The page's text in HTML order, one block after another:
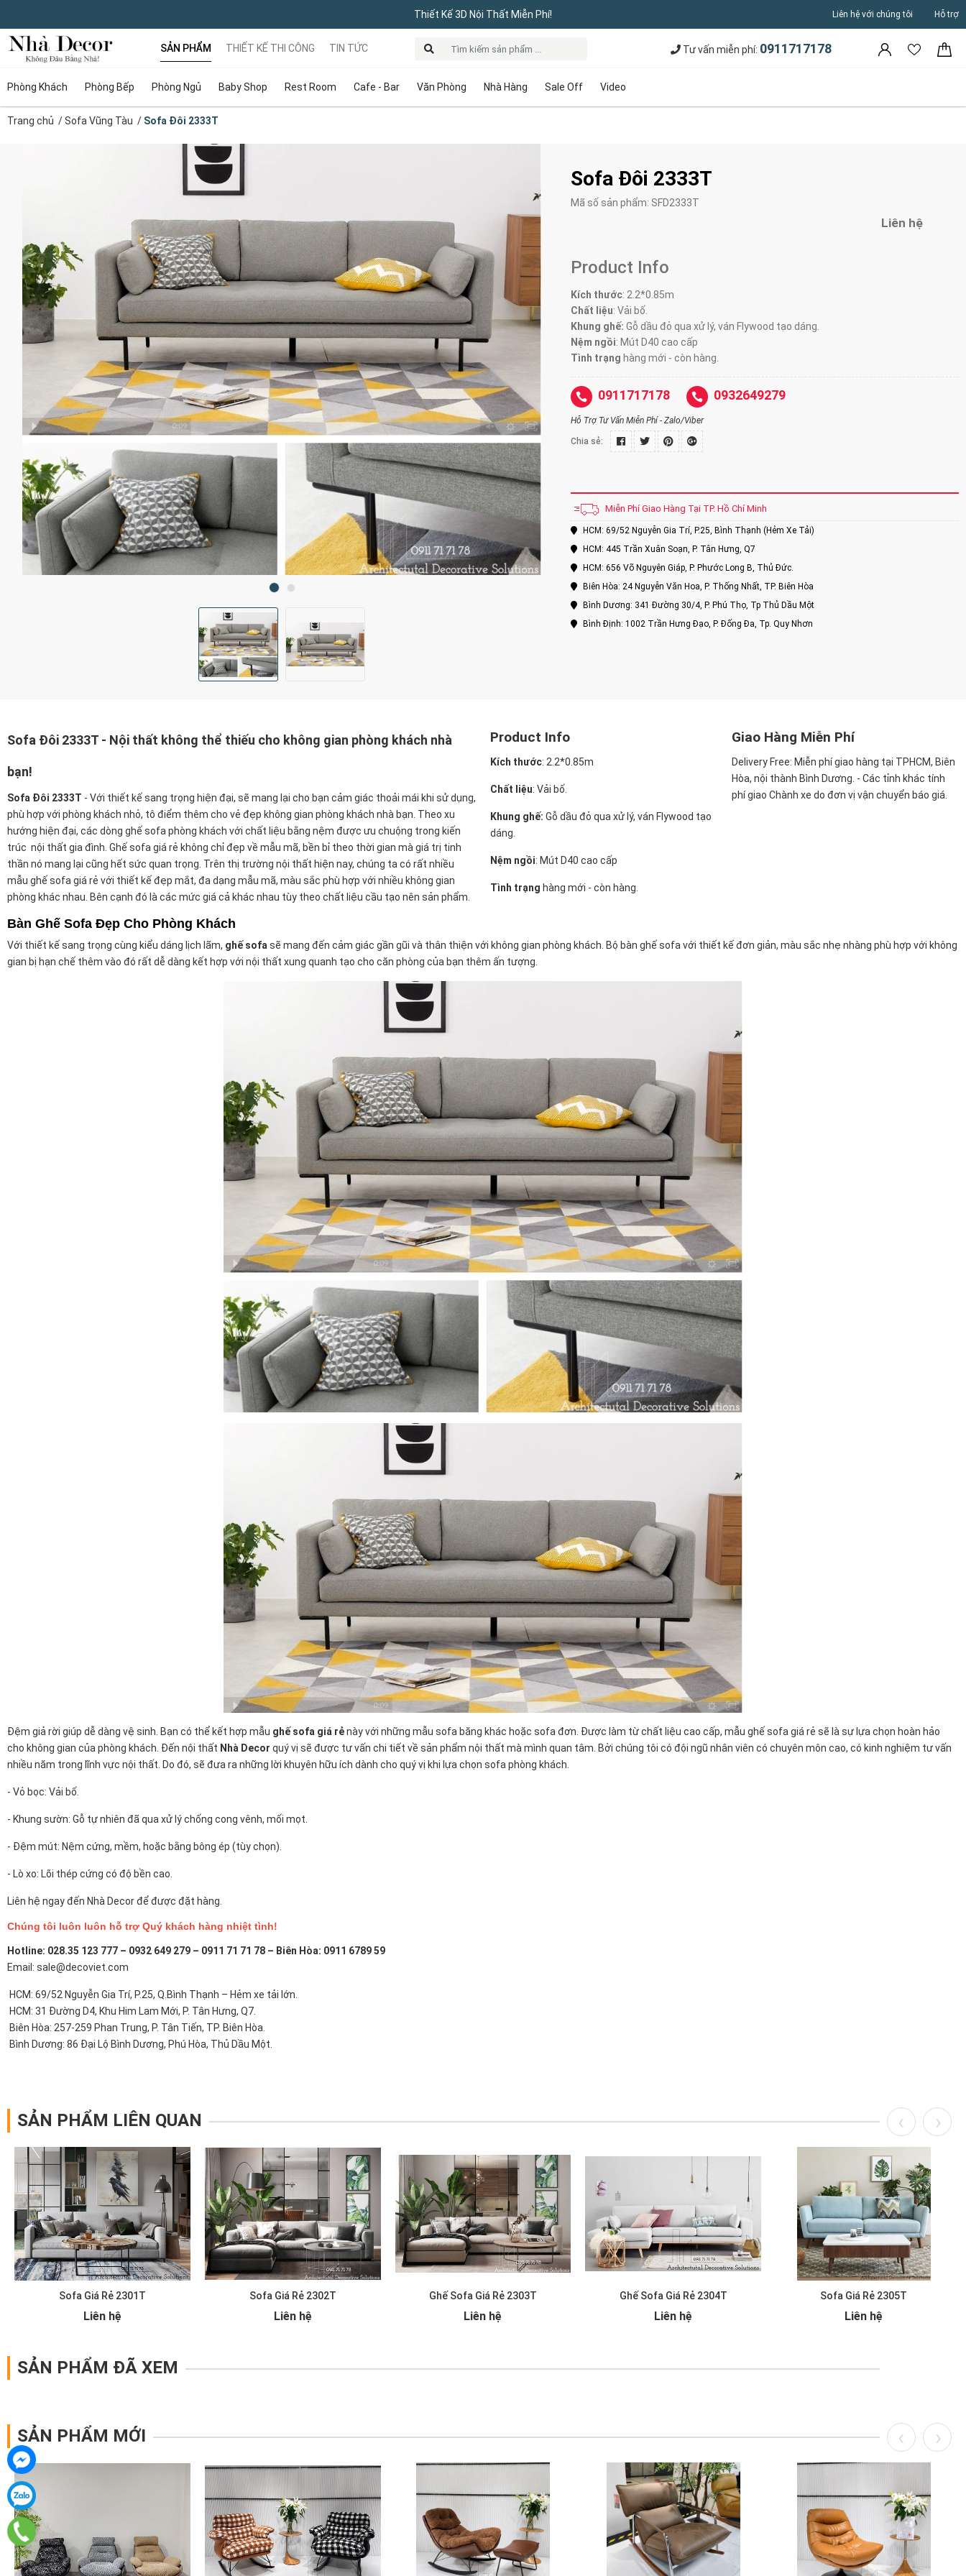
Thiết Kế 3D Nội Thất Miễn Phí! Liên hệ với chúng tôi Hỗ trợ
SẢN PHẨM
Phòng Khách Phòng Bếp Phòng Ngủ Baby Shop Rest Room Cafe - Bar Văn Phòng Nhà Hàng Sale Off Video
THIẾT KẾ THI CÔNG TIN TỨC Tư vấn miễn phí: 0911717178
Trang chủ /Sofa Vũng Tàu / Sofa Đôi 2333T
Sofa Đôi 2333T
Mã số sản phẩm: SFD2333T
Liên hệ
Product Info
Kích thước: 2.2*0.85m
Chất liệu: Vải bố.
Khung ghế: Gỗ dầu đỏ qua xử lý, ván Flywood tạo dáng.
Nệm ngồi: Mút D40 cao cấp
Tình trạng hàng mới - còn hàng.
0911717178 0932649279
Hỗ Trợ Tư Vấn Miễn Phí - Zalo/Viber
Chia sẻ:
Miễn Phí Giao Hàng Tại TP. Hồ Chí Minh
HCM: 69/52 Nguyễn Gia Trí, P.25, Bình Thạnh (Hẻm Xe Tải)
HCM: 445 Trần Xuân Soạn, P. Tân Hưng, Q7
HCM: 656 Võ Nguyên Giáp, P. Phước Long B, Thủ Đức.
Biên Hòa: 24 Nguyễn Văn Hoa, P. Thống Nhất, TP. Biên Hòa
Bình Dương: 341 Đường 30/4, P. Phú Thọ, Tp Thủ Dầu Một
Bình Định: 1002 Trần Hưng Đạo, P. Đống Đa, Tp. Quy Nhơn
Sofa Đôi 2333T - Nội thất không thể thiếu cho không gian phòng khách nhà
bạn!
Sofa Đôi 2333T - Với thiết kế sang trọng hiện đại, sẽ mang lại cho bạn cảm giác thoải mái khi sử dụng,
phù hợp với phòng khách nhỏ, tô điểm thêm cho vẻ đẹp không gian phòng khách nhà bạn. Theo xu
hướng hiện đại, các dòng ghế sofa phòng khách với chất liệu bằng nệm được ưu chuộng trong kiến
trúc nội thất gia đình. Ghế sofa giá rẻ không chỉ đẹp về mẫu mã, bền bỉ theo thời gian mà giá trị tinh
thần nó mang lại cũng hết sức quan trọng. Trên thị trường nội thất hiện nay, chúng ta có rất nhiều
mẫu ghế sofa giá rẻ với thiết kế đẹp mắt, đa dạng mẫu mã, màu sắc phù hợp với nhiều không gian
phòng khác nhau. Bên cạnh đó là các mức giá cả khác nhau tùy theo chất liệu cầu tạo nên sản phẩm.
Product Info
Kích thước: 2.2*0.85m
Chất liệu: Vải bố.
Khung ghế: Gỗ dầu đỏ qua xử lý, ván Flywood tạo
dáng.
Nệm ngồi: Mút D40 cao cấp
Tình trạng hàng mới - còn hàng.
Giao Hàng Miễn Phí
Delivery Free: Miễn phí giao hàng tại TPHCM, Biên
Hòa, nội thành Bình Dương. - Các tỉnh khác tính
phí giao Chành xe do đơn vị vận chuyển báo giá.
Bàn Ghế Sofa Đẹp Cho Phòng Khách
Với thiết kế sang trọng cùng kiểu dáng lịch lãm, ghế sofa sẽ mang đến cảm giác gần gũi và thân thiện với không gian phòng khách. Bộ bàn ghế sofa với thiết kế đơn giản, màu sắc nhẹ nhàng phù hợp với không
gian bị hạn chế thêm vào đó rất dễ dàng kết hợp với nội thất xung quanh tạo cho căn phòng của bạn thêm ấn tượng.
Đệm giả rời giúp dễ dàng vệ sinh. Bạn có thể kết hợp mẫu ghế sofa giá rẻnày với những mẫu sofa băng khác hoặc sofa đơn. Được làm từ chất liệu cao cấp, mẫu ghế sofa giá rẻ sẽ là sự lựa chọn hoàn hảo
cho không gian của phòng khách. Đến nội thất Nhà Decor quý vị sẽ được tư vấn chi tiết về sản phẩm nội thất mà mình quan tâm. Bởi chúng tôi có đội ngũ nhân viên có chuyên môn cao, có kinh nghiệm tư vấn
nhiều năm trong lĩnh vực nội thất. Do đó, sẽ đưa ra những lời khuyên hữu ích dành cho quý vị khi lựa chọn sofa phòng khách.
- Vỏ bọc: Vải bố.
- Khung sườn: Gỗ tự nhiên đã qua xử lý chống cong vênh, mối mọt.
- Đệm mút: Nệm cứng, mềm, hoặc bằng bông ép (tùy chọn).
- Lò xo: Lõi thép cứng có độ bền cao.
Liên hệ ngay đến Nhà Decor để được đặt hàng.
Chúng tôi luôn luôn hỗ trợ Quý khách hàng nhiệt tình!
Hotline: 028.35 123 777 – 0932 649 279 – 0911 71 71 78 – Biên Hòa: 0911 6789 59
Email: sale@decoviet.com
HCM: 69/52 Nguyễn Gia Trí, P.25, Q.Bình Thạnh – Hẻm xe tải lớn.
HCM: 31 Đường D4, Khu Him Lam Mới, P. Tân Hưng, Q7.
Biên Hòa: 257-259 Phan Trung, P. Tân Tiến, TP. Biên Hòa.
Bình Dương: 86 Đại Lộ Bình Dương, Phú Hòa, Thủ Dầu Một.
SẢN PHẨM LIÊN QUAN
Sofa Giá Rẻ 2301T
Liên hệ
Sofa Giá Rẻ 2302T
Liên hệ
Ghế Sofa Giá Rẻ 2303T
Liên hệ
Ghế Sofa Giá Rẻ 2304T
Liên hệ
Sofa Giá Rẻ 2305T
Liên hệ
SẢN PHẨM ĐÃ XEM
SẢN PHẨM MỚI